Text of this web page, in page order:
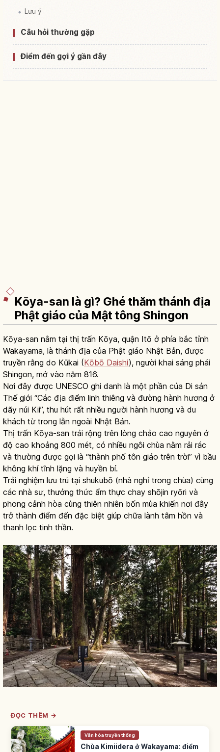
Lưu ý
Câu hỏi thường gặp
Điểm đến gợi ý gần đây
Kōya-san là gì? Ghé thăm thánh địa
Phật giáo của Mật tông Shingon
Kōya-san nằm tại thị trấn Kōya, quận Itō ở phía bắc tỉnh
Wakayama, là thánh địa của Phật giáo Nhật Bản, được
truyền rằng do Kūkai (Kōbō Daishi), người khai sáng phái
Shingon, mở vào năm 816.
Nơi đây được UNESCO ghi danh là một phần của Di sản
Thế giới “Các địa điểm linh thiêng và đường hành hương ở
dãy núi Kii”, thu hút rất nhiều người hành hương và du
khách từ trong lẫn ngoài Nhật Bản.
Thị trấn Kōya-san trải rộng trên lòng chảo cao nguyên ở
độ cao khoảng 800 mét, có nhiều ngôi chùa nằm rải rác
và thường được gọi là “thành phố tôn giáo trên trời” vì bầu
không khí tĩnh lặng và huyền bí.
Trải nghiệm lưu trú tại shukubō (nhà nghỉ trong chùa) cùng
các nhà sư, thưởng thức ẩm thực chay shōjin ryōri và
phong cảnh hòa cùng thiên nhiên bốn mùa khiến nơi đây
trở thành điểm đến đặc biệt giúp chữa lành tâm hồn và
thanh lọc tinh thần.
ĐỌC THÊM →
Văn hóa truyền thống
Chùa Kimiidera ở Wakayama: điểm